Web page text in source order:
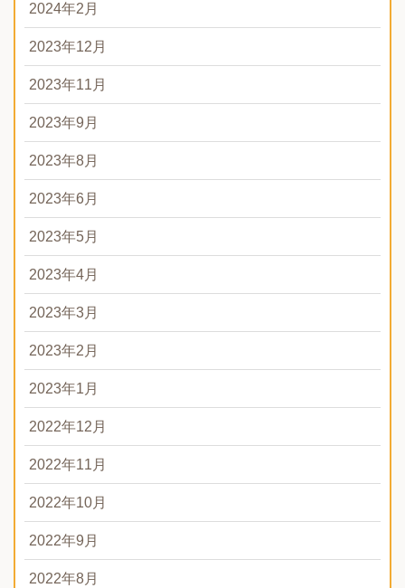
2024年2月
2023年12月
2023年11月
2023年9月
2023年8月
2023年6月
2023年5月
2023年4月
2023年3月
2023年2月
2023年1月
2022年12月
2022年11月
2022年10月
2022年9月
2022年8月